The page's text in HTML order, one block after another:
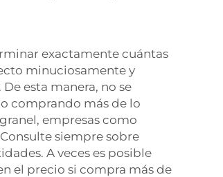
exactamente cuántas
minuciosamente y
esta manera, no se
comprando más de lo
empresas como
siempre sobre
A veces es posible
el precio si compra más de